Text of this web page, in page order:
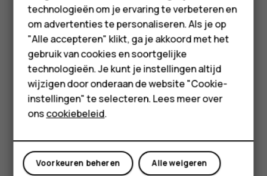
Accessoires
HMD Terra M
Voor bedrijven
Tablets
Shop
Mijn account
er opnieuw op als u de timerinstelling wilt wijzigen.
Selecteer de duur van de timer.
Tik oppanorama_fish_eyeFoto.
Hoogwaardige foto's maken
Tik in de Camera-app op menu
gewenste resolutie in.
technologieën om je ervaring te verbeteren en
om advertenties te personaliseren. Als je op
"Alle accepteren" klikt, ga je akkoord met het
gebruik van cookies en soortgelijke
technologieën. Je kunt je instellingen altijd
wijzigen door onderaan de website "Cookie-
instellingen" te selecteren. Lees meer over
onscookiebeleid.
Alle weigeren
Voorkeuren beheren